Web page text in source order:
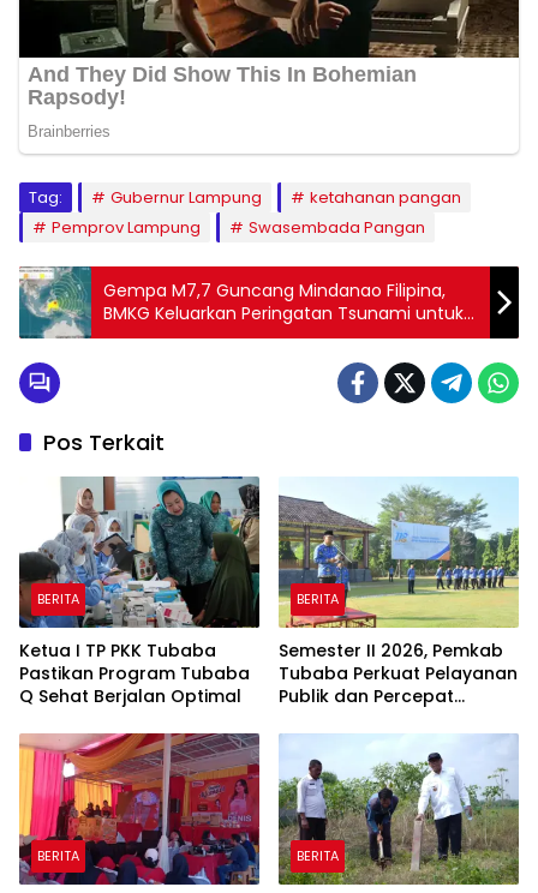
Tag: Gubernur Lampung
ketahanan pangan
Pemprov Lampung
Swasembada Pangan
Gempa M7,7 Guncang Mindanao Filipina,
BMKG Keluarkan Peringatan Tsunami untuk
Indonesia Timur
Pos Terkait
BERITA
Ketua I TP PKK Tubaba
Pastikan Program Tubaba
Q Sehat Berjalan Optimal
BERITA
Semester II 2026, Pemkab
Tubaba Perkuat Pelayanan
Publik dan Percepat
BERITA BERITA